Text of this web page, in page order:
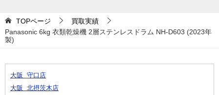
TOPページ
買取実績
Panasonic 6kg 衣類乾燥機 2層ステンレスドラム NH-D603 (2023年
製)
大阪 守口店
大阪 北摂茨木店